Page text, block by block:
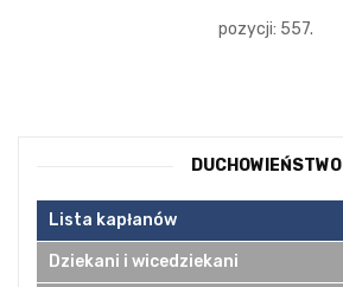
pozycji: 557.
DUCHOWIEŃSTWO
Lista kapłanów
Dziekani i wicedziekani